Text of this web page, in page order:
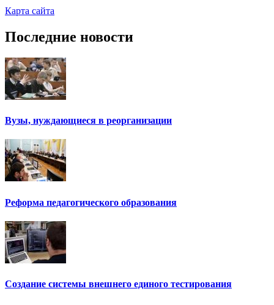
Карта сайта
Последние новости
Вузы, нуждающиеся в реорганизации
Реформа педагогического образования
Создание системы внешнего единого тестирования